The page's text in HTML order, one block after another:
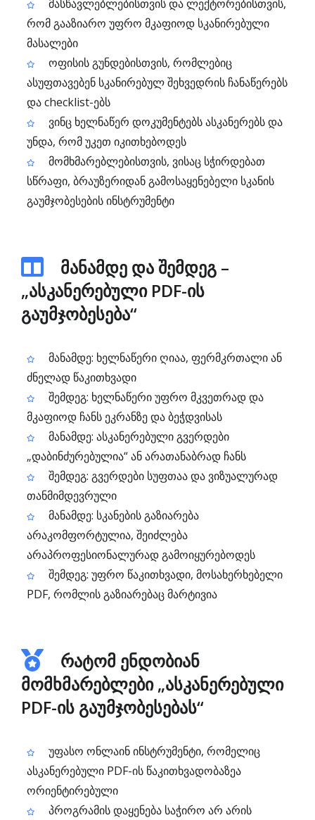
მასწავლებლებისთვის და ლექტორებისთვის,
რომ გააზიარო უფრო მკაფიოდ სკანირებული
მასალები
ოფისის გუნდებისთვის, რომლებიც
ასუფთავებენ სკანირებულ შეხვედრის ჩანაწერებს
და checklist-ებს
ვინც ხელნაწერ დოკუმენტებს ასკანერებს და
უნდა, რომ უკეთ იკითხებოდეს
მომხმარებლებისთვის, ვისაც სჭირდებათ
სწრაფი, ბრაუზერიდან გამოსაყენებელი სკანის
გაუმჯობესების ინსტრუმენტი
მანამდე და შემდეგ –
„ასკანერებული PDF-ის
გაუმჯობესება“
მანამდე: ხელნაწერი ღიაა, ფერმკრთალი ან
ძნელად წაკითხვადი
შემდეგ: ხელნაწერი უფრო მკვეთრად და
მკაფიოდ ჩანს ეკრანზე და ბეჭდვისას
მანამდე: ასკანერებული გვერდები
„დაბინძურებულია“ ან არათანაბრად ჩანს
შემდეგ: გვერდები სუფთაა და ვიზუალურად
თანმიმდევრული
მანამდე: სკანების გაზიარება
არაკომფორტულია, შეიძლება
არაპროფესიონალურად გამოიყურებოდეს
შემდეგ: უფრო წაკითხვადი, მოსახერხებელი
PDF, რომლის გაზიარებაც მარტივია
რატომ ენდობიან
მომხმარებლები „ასკანერებული
PDF-ის გაუმჯობესებას“
უფასო ონლაინ ინსტრუმენტი, რომელიც
ასკანერებული PDF-ის წაკითხვადობაზეა
ორიენტირებული
პროგრამის დაყენება საჭირო არ არის